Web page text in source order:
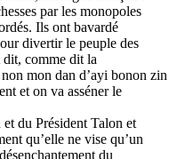
par les monopoles
Ils ont bavardé
divertir le peuple des
dit, comme dit la
mon dan d’ayi bonon zin
et on va asséner le
du Président Talon et
qu’elle ne vise qu’un
du